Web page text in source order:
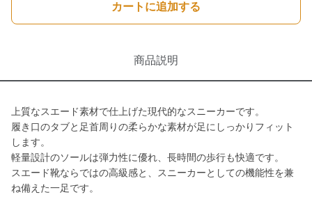
カートに追加する
商品説明
上質なスエード素材で仕上げた現代的なスニーカーです。
履き口のタブと足首周りの柔らかな素材が足にしっかりフィット
します。
軽量設計のソールは弾力性に優れ、長時間の歩行も快適です。
スエード靴ならではの高級感と、スニーカーとしての機能性を兼
ね備えた一足です。